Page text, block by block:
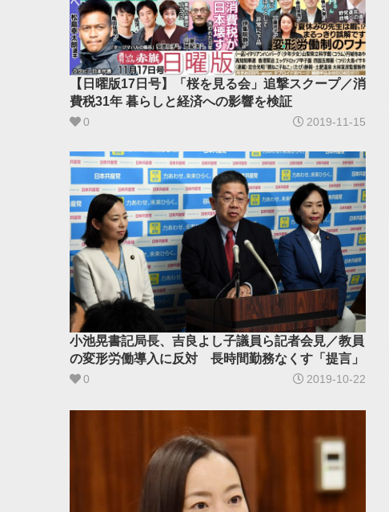
【日曜版17日号】「桜を見る会」追撃スクープ／消
費税31年 暮らしと経済への影響を検証
0 2019-11-15
小池晃書記局長、吉良よし子議員ら記者会見／教員
の変形労働導入に反対 長時間勤務なくす「提言」
0 2019-10-22